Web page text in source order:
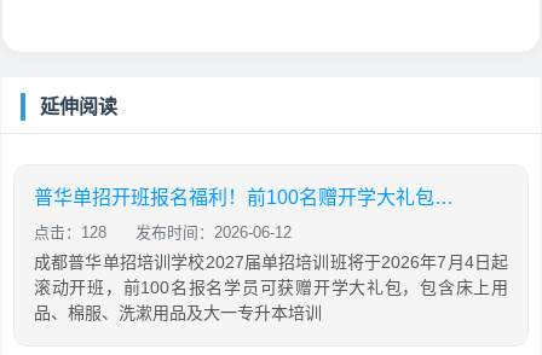
延伸阅读
普华单招开班报名福利！前100名赠开学大礼包，含床上用品，棉服，先到先得！
点击：128 发布时间：2026-06-12
成都普华单招培训学校2027届单招培训班将于2026年7月4日起
滚动开班，前100名报名学员可获赠开学大礼包，包含床上用
品、棉服、洗漱用品及大一专升本培训